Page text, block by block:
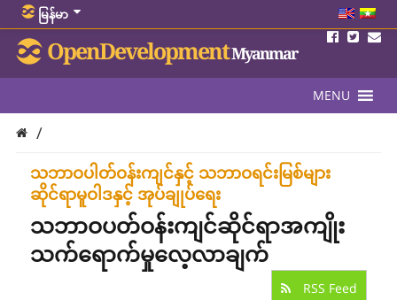
မြန်မာ
OpenDevelopmentMyanmar
MENU
/
သဘာဝပါတ်ဝန်းကျင်နှင့် သဘာဝရင်းမြစ်များ
ဆိုင်ရာမူဝါဒနှင့် အုပ်ချုပ်ရေး
သဘာဝပတ်ဝန်းကျင်ဆိုင်ရာအကျိုး
သက်ရောက်မှုလေ့လာချက်
RSS Feed